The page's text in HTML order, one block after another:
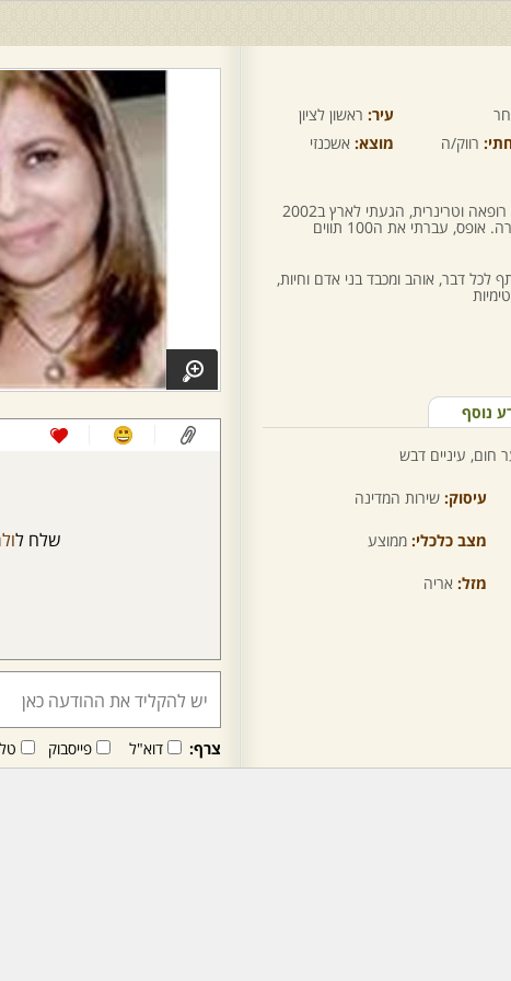
עיר: ראשון לציון
רווק/ה מוצא: אשכנזי
שלום לכולם ושבקרוב אצלנו :) אני רופאה וטרינרית, הגעתי לארץ ב2002
עברתי את ה100 תווים
דבר, אוהב ומכבד בני אדם וחיות,
נוסף
חום, עיניים דבש
עיסוק: שירות המדינה
מצב כלכלי: ממוצע
מזל: אריה
שלח ל
צרף: דוא"ל פייסבוק